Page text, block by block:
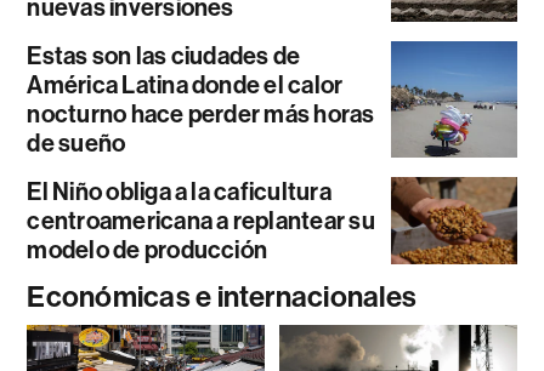
nuevas inversiones
Estas son las ciudades de
América Latina donde el calor
nocturno hace perder más horas
de sueño
El Niño obliga a la caficultura
centroamericana a replantear su
modelo de producción
Económicas e internacionales